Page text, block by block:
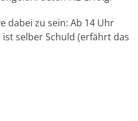
dabei zu sein: Ab 14 Uhr
selber Schuld (erfährt das